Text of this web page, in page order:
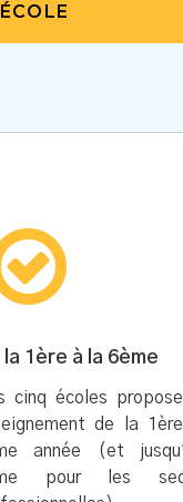
la 1ère à la 6ème
cinq écoles
de la
année (et
pour les